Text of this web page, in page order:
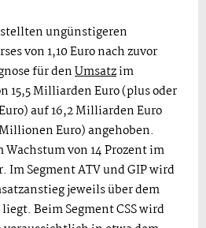
ungünstigeren
von 1,10 Euro nach zuvor
für denUmsatzim
15,5 Milliarden Euro (plus oder
auf 16,2 Milliarden Euro
Euro) angehoben.
von 14 Prozent im
Im Segment ATV und GIP wird
jeweils über dem
Beim Segment CSS wird